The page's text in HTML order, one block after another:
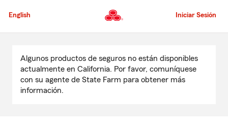
al
principal
English Iniciar Sesión
contenido
principal
Algunos productos de seguros no están disponibles
actualmente en California. Por favor, comuníquese
con su agente de State Farm para obtener más
información.